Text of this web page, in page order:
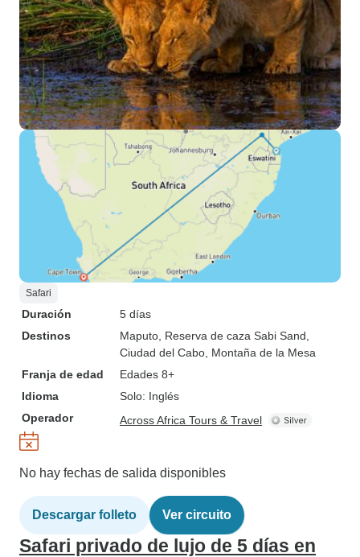
Safari
Duración
5 días
Destinos
Maputo , Reserva de caza Sabi Sand
Ciudad del Cabo , Montaña de la Mesa
Franja de edad
Edades 8+
Idioma
Solo: Inglés
Operador
Across Africa Tours & Travel
No hay fechas de salida disponibles
Descargar folleto Ver circuito
Safari privado de lujo de 5 días en